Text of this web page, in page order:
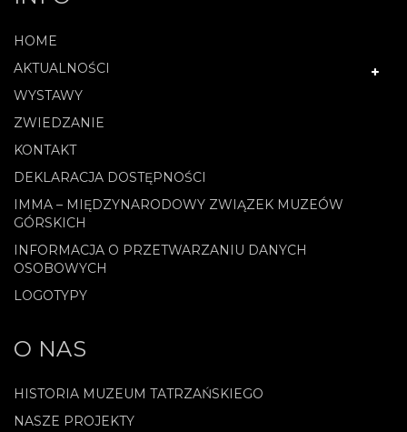
HOME
AKTUALNOŚCI
WYSTAWY
ZWIEDZANIE
KONTAKT
DEKLARACJA DOSTĘPNOŚCI
IMMA – MIĘDZYNARODOWY ZWIĄZEK MUZEÓW
GÓRSKICH
INFORMACJA O PRZETWARZANIU DANYCH
OSOBOWYCH
LOGOTYPY
O NAS
HISTORIA MUZEUM TATRZAŃSKIEGO
NASZE PROJEKTY